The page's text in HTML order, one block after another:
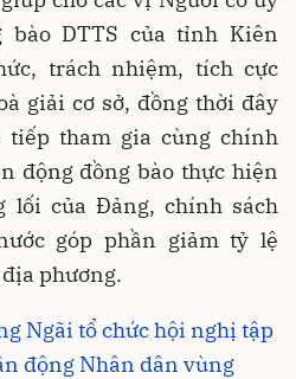
DTTS của tỉnh Kiên
trách nhiệm, tích cực
giải cơ sở, đồng thời đây
tham gia cùng chính
động đồng bào thực hiện
lối của Đảng, chính sách
góp phần giảm tỷ lệ
phương.
Ngãi tổ chức hội nghị tập
động Nhân dân vùng